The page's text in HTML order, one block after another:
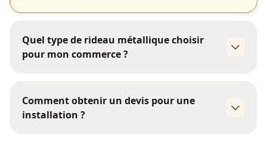
Quel type de rideau métallique choisir
pour mon commerce ?
pleines
rideau
micro-perforé
Comment obtenir un devis pour une
installation ?